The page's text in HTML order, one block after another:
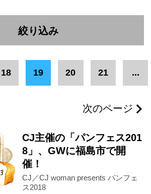
絞り込み
福島市 国見町
須賀川市 鏡石町
矢吹町 棚倉町
18 19 20 21 ...
次のページ
CJ主催の「パンフェス201
8」、GWに福島市で開
催！
CJ／CJ woman presents パンフェ
ス2018